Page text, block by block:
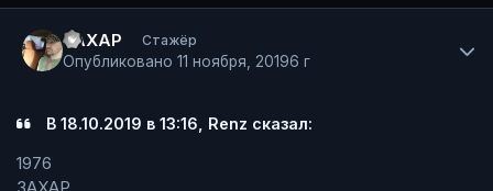
ЗАХАР Стажёр
Опубликовано 11 ноября, 20196 г
В 18.10.2019 в 13:16, Renz сказал:
1976